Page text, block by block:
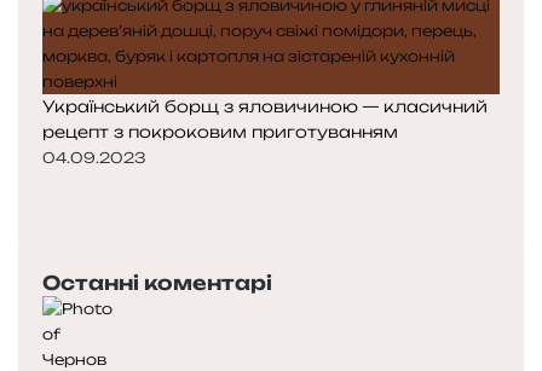
Український борщ з яловичиною — класичний
рецепт з покроковим приготуванням
04.09.2023
р
е
д
н
т
у
п
н
Останні коментарі